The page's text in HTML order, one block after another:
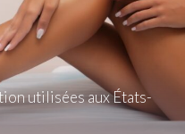
utilisées aux États-